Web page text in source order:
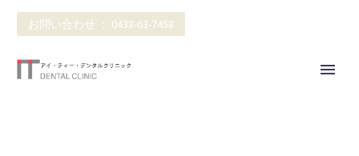
お問い合わせ ： 0438-63-7458